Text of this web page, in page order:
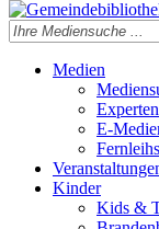
Medien
E-
Kinder
Kids &